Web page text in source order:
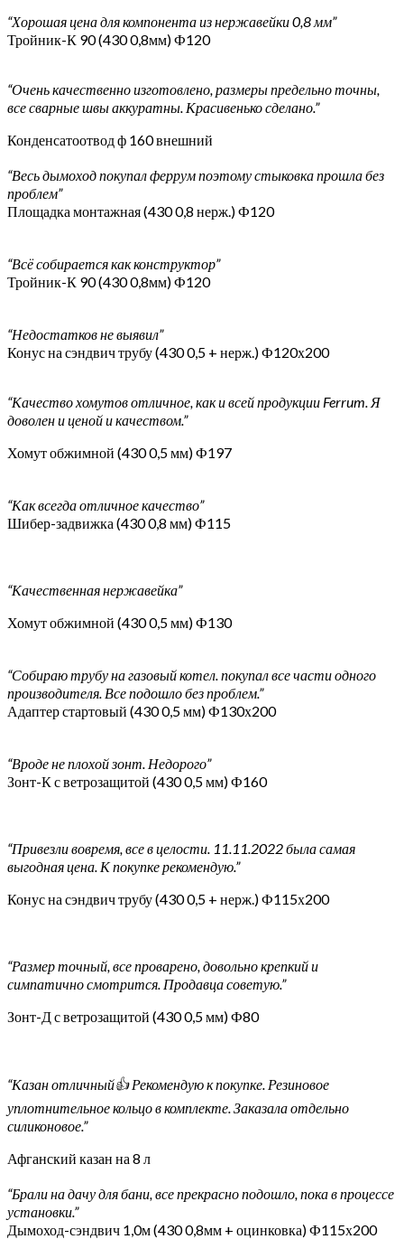
“Хорошая цена для компонента из нержавейки 0,8 мм”
Тройник-К 90 (430 0,8мм) Ф120
“Очень качественно изготовлено, размеры предельно точны,
все сварные швы аккуратны. Красивенько сделано.”
Конденсатоотвод ф 160 внешний
“Весь дымоход покупал феррум поэтому стыковка прошла без
проблем”
Площадка монтажная (430 0,8 нерж.) Ф120
“Всё собирается как конструктор”
Тройник-К 90 (430 0,8мм) Ф120
“Недостатков не выявил”
Конус на сэндвич трубу (430 0,5 + нерж.) Ф120х200
“Качество хомутов отличное, как и всей продукции Ferrum. Я
доволен и ценой и качеством.”
Хомут обжимной (430 0,5 мм) Ф197
“Как всегда отличное качество”
Шибер-задвижка (430 0,8 мм) Ф115
“Качественная нержавейка”
Хомут обжимной (430 0,5 мм) Ф130
“Собираю трубу на газовый котел. покупал все части одного
производителя. Все подошло без проблем.”
Адаптер стартовый (430 0,5 мм) Ф130х200
“Вроде не плохой зонт. Недорого”
Зонт-К с ветрозащитой (430 0,5 мм) Ф160
“Привезли вовремя, все в целости. 11.11.2022 была самая
выгодная цена. К покупке рекомендую.”
Конус на сэндвич трубу (430 0,5 + нерж.) Ф115х200
“Размер точный, все проварено, довольно крепкий и
симпатично смотрится. Продавца советую.”
Зонт-Д с ветрозащитой (430 0,5 мм) Ф80
“Казан отличный👍 Рекомендую к покупке. Резиновое
уплотнительное кольцо в комплекте. Заказала отдельно
силиконовое.”
Афганский казан на 8 л
“Брали на дачу для бани, все прекрасно подошло, пока в процессе
установки.”
Дымоход-сэндвич 1,0м (430 0,8мм + оцинковка) Ф115х200